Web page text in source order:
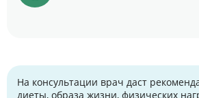
На консультации врач даст
диеты, образа жизни, физических